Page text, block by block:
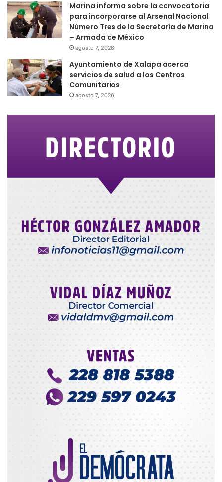
Marina informa sobre la convocatoria
para incorporarse al Arsenal Nacional
Número Tres de la Secretaría de Marina
– Armada de México
agosto 7, 2026
Ayuntamiento de Xalapa acerca
servicios de salud a los Centros
Comunitarios
agosto 7, 2026